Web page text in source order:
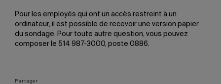
Pour les employés qui ont un accès restreint à un
ordinateur, il est possible de recevoir une version papier
du sondage. Pour toute autre question, vous pouvez
composer le 514 987-3000, poste 0886.
Partager